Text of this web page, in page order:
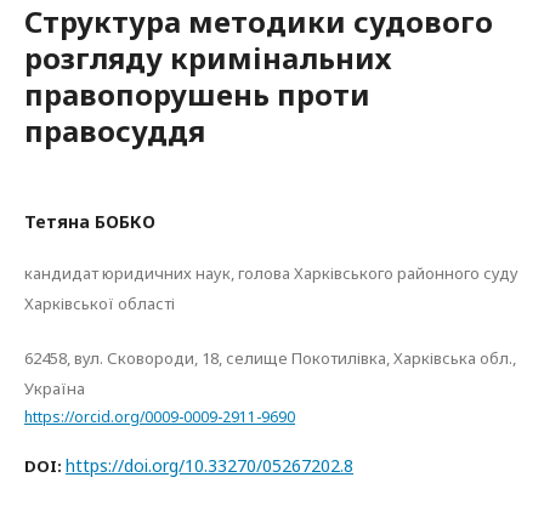
Структура методики судового
розгляду кримінальних
правопорушень проти
правосуддя
Тетяна БОБКО
кандидат юридичних наук, голова Харківського районного суду
Харківської області
62458, вул. Сковороди, 18, селище Покотилівка, Харківська обл.,
Україна
https://orcid.org/0009-0009-2911-9690
DOI: https://doi.org/10.33270/05267202.8